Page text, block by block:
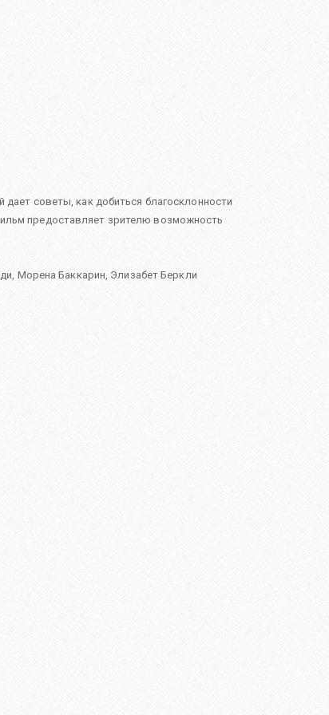
советы, как добиться благосклонности
предоставляет зрителю возможность
, Морена Баккарин, Элизабет Беркли